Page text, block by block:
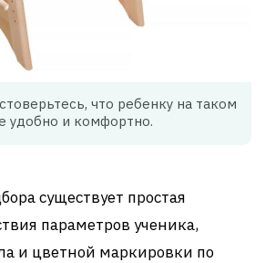
что ребенку на таком
удобно и комфортно.
существует простая
параметров ученика,
и цветной маркировки по